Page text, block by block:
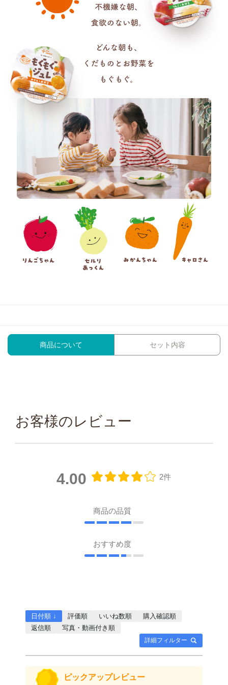
商品について セット内容
お客様のレビュー
4.00 2件
商品の品質
おすすめ度
詳細フィルター
日付順 ↓ 評価順 いいね数順
購入確認順
返信順
写真・動画付き順
ピックアップレビュー